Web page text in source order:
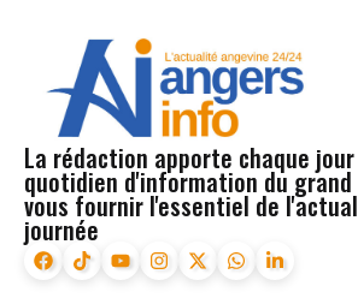
La rédaction apporte chaque
quotidien d'information du grand
vous fournir l'essentiel de
journée